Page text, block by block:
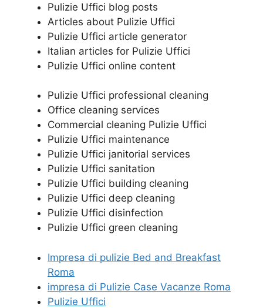
Pulizie Uffici blog posts
Articles about Pulizie Uffici
Pulizie Uffici article generator
Italian articles for Pulizie Uffici
Pulizie Uffici online content
Pulizie Uffici professional cleaning
Office cleaning services
Commercial cleaning Pulizie Uffici
Pulizie Uffici maintenance
Pulizie Uffici janitorial services
Pulizie Uffici sanitation
Pulizie Uffici building cleaning
Pulizie Uffici deep cleaning
Pulizie Uffici disinfection
Pulizie Uffici green cleaning
Impresa di pulizie Bed and Breakfast
Roma
impresa di Pulizie Case Vacanze Roma
Pulizie Uffici